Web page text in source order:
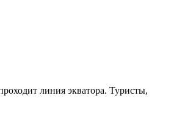
линия экватора. Туристы,